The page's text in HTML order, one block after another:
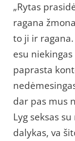
„Rytas
ragana
to ji ir
esu niekingas
paprasta
dar pas mus
Lyg seksas
dalykas, va